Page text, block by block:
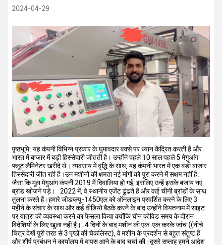
2024-04-29
पृष्ठभूमि: यह कंपनी विभिन्न प्रकार के घुमावदार बक्से पर ध्यान केंद्रित करती है और
भारत में बाजार में बड़ी हिस्सेदारी जीतती है। उन्होंने पहले 10 साल पहले 5 मेगुआंग
फ्लूट लैमिनेटर खरीदे थे। व्यवसाय में वृद्धि के साथ, यह कंपनी भारत में एक बड़ी बाजार
हिस्सेदारी जीत रही है।उन मशीनों की क्षमता नई मांगों को पूरा करने में सक्षम नहीं है.
जैसा कि मूल मेगुआंग कंपनी 2019 में दिवालिया हो गई, इसलिए उन्हें इसके बजाय नए
ब्रांड खोजने पड़े।
2022 में, वे स्थानीय एजेंट ढूंढते हैं और कई चीनी ब्रांडों के साथ
तुलना करते हैं।हमारे जीडब्ल्यू-1450एल को ऑनलाइन प्रदर्शित करने के लिए 3
महीने के संचार के साथ और कई वीडियो बैठकें करने के बाद उन्होंने वियतनाम में साइट
पर यात्रा की व्यवस्था करने का फैसला किया क्योंकि चीन कोविड समय के दौरान
विदेशियों के लिए खुला नहीं है।. 4 दिनों के बाद मशीन की एक-एक करके जांच ((नीचे
चित्र देखें पूरी तरह से 3 पृष्ठों की चेकलिस्ट), वे मशीन के प्रदर्शन से बहुत संतुष्ट हैं
और शीर्ष प्रबंधन ने कार्यालय में वापस आने के बाद चर्चा की।दूसरे सप्ताह हमने आदेश